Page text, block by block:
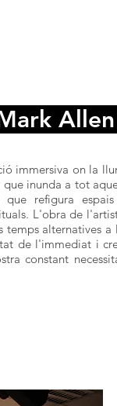
Allen
immersiva on la
que inunda a tot
que refigura
L'obra de
temps alternatives a
de l'immediat i
constant